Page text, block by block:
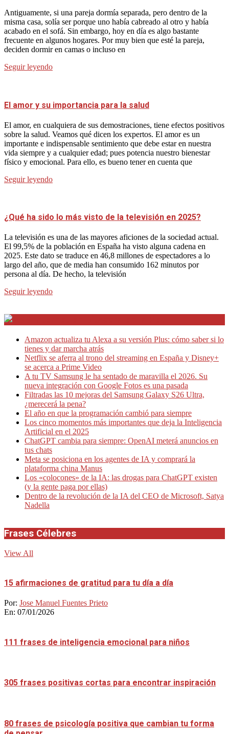
Antiguamente, si una pareja dormía separada, pero dentro de la
misma casa, solía ser porque uno había cabreado al otro y había
acabado en el sofá. Sin embargo, hoy en día es algo bastante
frecuente en algunos hogares. Por muy bien que esté la pareja,
deciden dormir en camas o incluso en
Seguir leyendo
El amor y su importancia para la salud
El amor, en cualquiera de sus demostraciones, tiene efectos positivos
sobre la salud. Veamos qué dicen los expertos. El amor es un
importante e indispensable sentimiento que debe estar en nuestra
vida siempre y a cualquier edad; pues potencia nuestro bienestar
físico y emocional. Para ello, es bueno tener en cuenta que
Seguir leyendo
¿Qué ha sido lo más visto de la televisión en 2025?
La televisión es una de las mayores aficiones de la sociedad actual.
El 99,5% de la población en España ha visto alguna cadena en
2025. Este dato se traduce en 46,8 millones de espectadores a lo
largo del año, que de media han consumido 162 minutos por
persona al día. De hecho, la televisión
Seguir leyendo
Amazon actualiza tu Alexa a su versión Plus: cómo saber si lo
tienes y dar marcha atrás
Netflix se aferra al trono del streaming en España y Disney+
se acerca a Prime Video
A tu TV Samsung le ha sentado de maravilla el 2026. Su
nueva integración con Google Fotos es una pasada
Filtradas las 10 mejoras del Samsung Galaxy S26 Ultra,
¿merecerá la pena?
El año en que la programación cambió para siempre
Los cinco momentos más importantes que deja la Inteligencia
Artificial en el 2025
ChatGPT cambia para siempre: OpenAI meterá anuncios en
tus chats
Meta se posiciona en los agentes de IA y comprará la
plataforma china Manus
Los «colocones» de la IA: las drogas para ChatGPT existen
(y la gente paga por ellas)
Dentro de la revolución de la IA del CEO de Microsoft, Satya
Nadella
Frases Célebres
View All
15 afirmaciones de gratitud para tu día a día
Por: Jose Manuel Fuentes Prieto
En: 07/01/2026
111 frases de inteligencia emocional para niños
305 frases positivas cortas para encontrar inspiración
80 frases de psicología positiva que cambian tu forma